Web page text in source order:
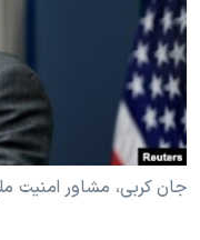
فرهنگ و زندگی
حقوق شهروندی
اقتصادی
علم و فناوری
اسرائیل در جنگ
مستندها
انتخابات ریاست جمهوری
حمله جمهوری اسلامی
رمز مهسا
ورزش زنان در ایران
دنبال کنید
زبانهای مختلف
جان کربی، مشاور امنیت